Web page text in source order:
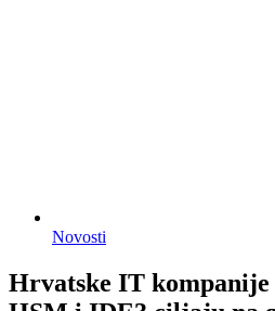
Novosti
Hrvatske IT kompanije